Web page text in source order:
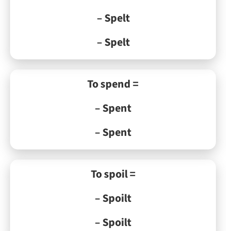
– Spelt
– Spelt
To spend =
– Spent
– Spent
To spoil =
– Spoilt
– Spoilt